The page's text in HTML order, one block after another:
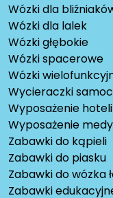
Wózki dla
Wózki dla lalek
Wózki głębokie
Wózki spacerowe
Wózki
Wycieraczki
Wyposażenie
Wyposażenie
Zabawki do kąpieli
Zabawki do piasku
Zabawki do wózka
Zabawki